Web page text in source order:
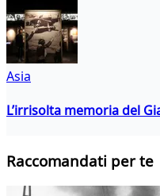
Asia
L’irrisolta memoria del
Raccomandati per te